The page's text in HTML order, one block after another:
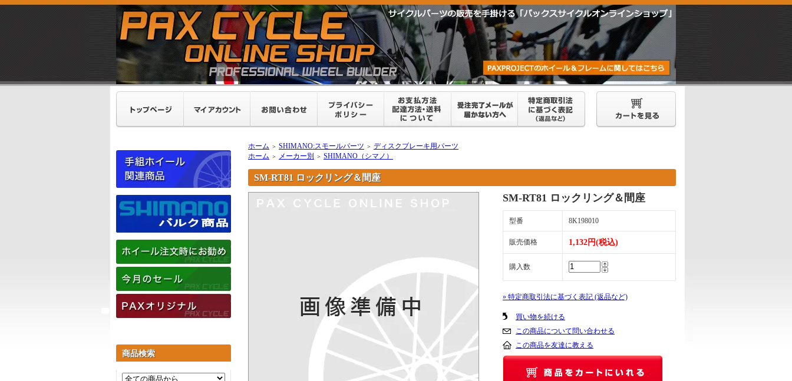
商品検索
ホーム ＞ SHIMANO:スモールパーツ ＞ ディスクブレーキ用パーツ
ホーム ＞ メーカー別 ＞ SHIMANO（シマノ）
SM-RT81 ロックリング＆間座
SM-RT81 ロックリング＆間座
型番 8K198010
販売価格 1,132円(税込)
購入数
» 特定商取引法に基づく表記 (返品など)
買い物を続ける
この商品について問い合わせる
この商品を友達に教える